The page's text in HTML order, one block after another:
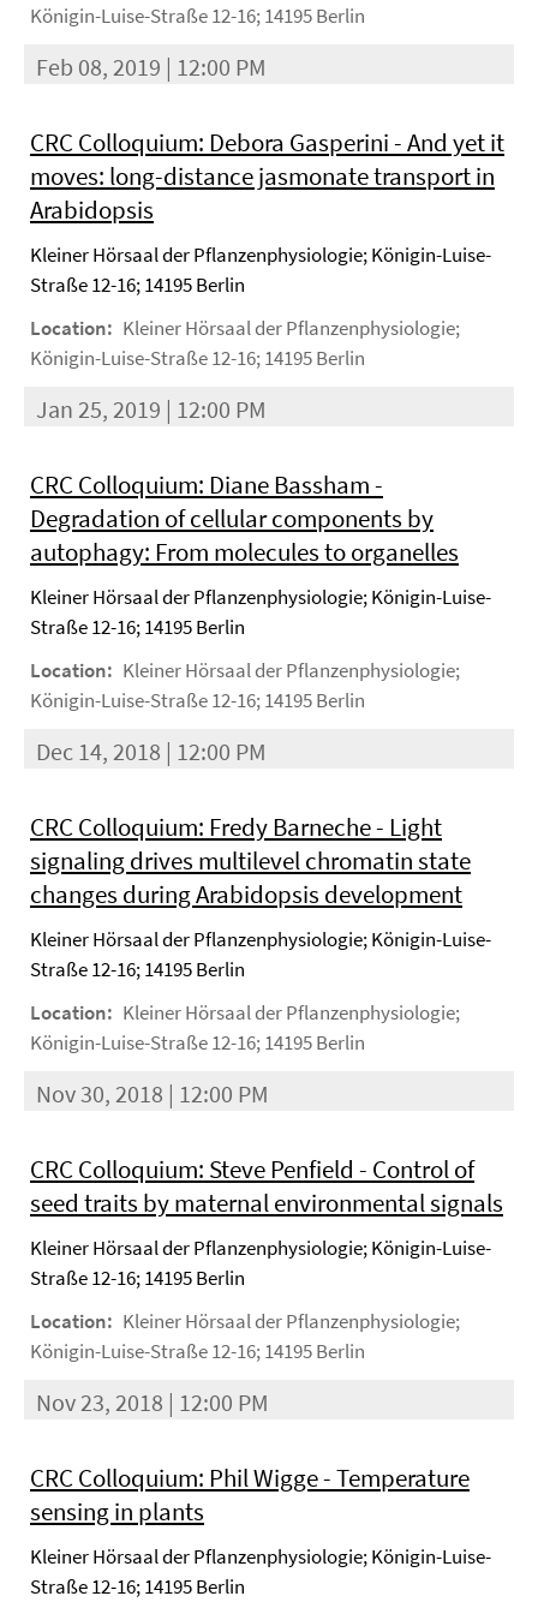
Königin-Luise-Straße 12-16; 14195 Berlin
Feb 08, 2019 | 12:00 PM
CRC Colloquium: Debora Gasperini - And yet it
moves: long-distance jasmonate transport in
Arabidopsis
Kleiner Hörsaal der Pflanzenphysiologie; Königin-Luise-
Straße 12-16; 14195 Berlin
Location: Kleiner Hörsaal der Pflanzenphysiologie;
Königin-Luise-Straße 12-16; 14195 Berlin
Jan 25, 2019 | 12:00 PM
CRC Colloquium: Diane Bassham -
Degradation of cellular components by
autophagy: From molecules to organelles
Kleiner Hörsaal der Pflanzenphysiologie; Königin-Luise-
Straße 12-16; 14195 Berlin
Location: Kleiner Hörsaal der Pflanzenphysiologie;
Königin-Luise-Straße 12-16; 14195 Berlin
Dec 14, 2018 | 12:00 PM
CRC Colloquium: Fredy Barneche - Light
signaling drives multilevel chromatin state
changes during Arabidopsis development
Kleiner Hörsaal der Pflanzenphysiologie; Königin-Luise-
Straße 12-16; 14195 Berlin
Location: Kleiner Hörsaal der Pflanzenphysiologie;
Königin-Luise-Straße 12-16; 14195 Berlin
Nov 30, 2018 | 12:00 PM
CRC Colloquium: Steve Penfield - Control of
seed traits by maternal environmental signals
Kleiner Hörsaal der Pflanzenphysiologie; Königin-Luise-
Straße 12-16; 14195 Berlin
Location: Kleiner Hörsaal der Pflanzenphysiologie;
Königin-Luise-Straße 12-16; 14195 Berlin
Nov 23, 2018 | 12:00 PM
CRC Colloquium: Phil Wigge - Temperature
sensing in plants
Kleiner Hörsaal der Pflanzenphysiologie; Königin-Luise-
Straße 12-16; 14195 Berlin